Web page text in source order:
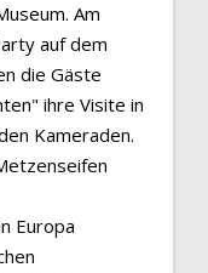
Am
auf dem
die Gäste
ihre Visite in
Kameraden.
Europa